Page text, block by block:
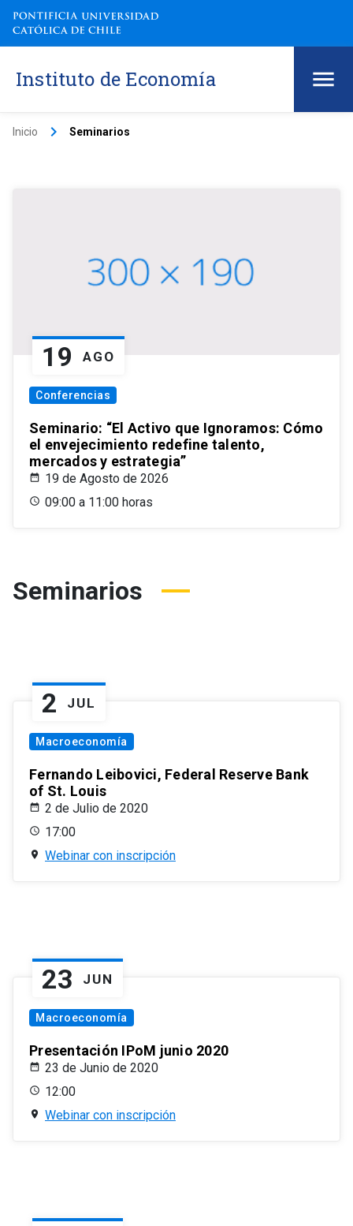
Instituto de Economía
Inicio keyboard_arrow_right Seminarios
19 AGO
Conferencias
Seminario: “El Activo que Ignoramos: Cómo
el envejecimiento redefine talento,
mercados y estrategia”
19 de Agosto de 2026
09:00 a 11:00 horas
Seminarios
2 JUL
Macroeconomía
Fernando Leibovici, Federal Reserve Bank
of St. Louis
2 de Julio de 2020
17:00
Webinar con inscripción
23 JUN
Macroeconomía
Presentación IPoM junio 2020
23 de Junio de 2020
12:00
Webinar con inscripción